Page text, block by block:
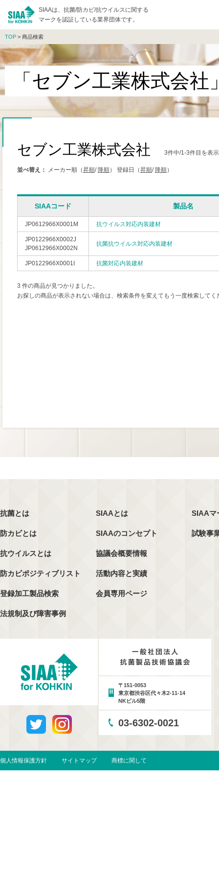
SIAAは、抗菌/防カビ/抗ウイルスに関する
マークを認証している業界団体です。
TOP > 商品検索
「セブン工業株式会
セブン工業株式会社 3件中/1-3件目を表
並べ替え： メーカー順（昇順/ 降順） 登録日（昇順/ 降順）
SIAAコード 製品名
JP0612966X0001M 抗ウイルス対応内装建材
JP0122966X0002J
JP0612966X0002N
抗菌抗ウイルス対応内装建材
JP0122966X0001I 抗菌対応内装建材
3 件の商品が見つかりました。
お探しの商品が表示されない場合は、検索条件を変えてもう一度検索してく
抗菌とは
防カビとは
抗ウイルスとは
防カビポジティブリスト
登録加工製品検索
法規制及び障害事例
SIAAとは
SIAAのコンセプト
協議会概要情報
活動内容と実績
会員専用ページ
SIAAマ
試験事
〒151-0053
東京都渋谷区代々木2-11-14
NKビル5階
03-6302-0021
個人情報保護方針 サイトマップ 商標に関して